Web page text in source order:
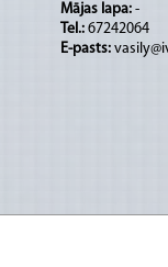
avio.
Mājas lapa: -
Tel.: 67242064
E-pasts: